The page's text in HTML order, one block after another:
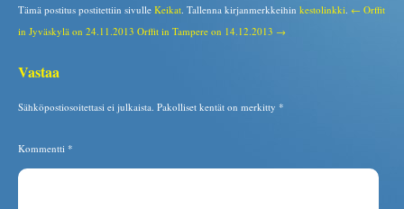
Tämä postitus postitettiin sivulle Keikat . Tallenna kirjanmerkkeihin kestolinkki ← Orffit
in Jyväskylä on 24.11.2013 Orffit in Tampere on 14.12.2013 →
Vastaa
Sähköpostiosoitettasi ei julkaista. Pakolliset kentät on merkitty *
Kommentti *